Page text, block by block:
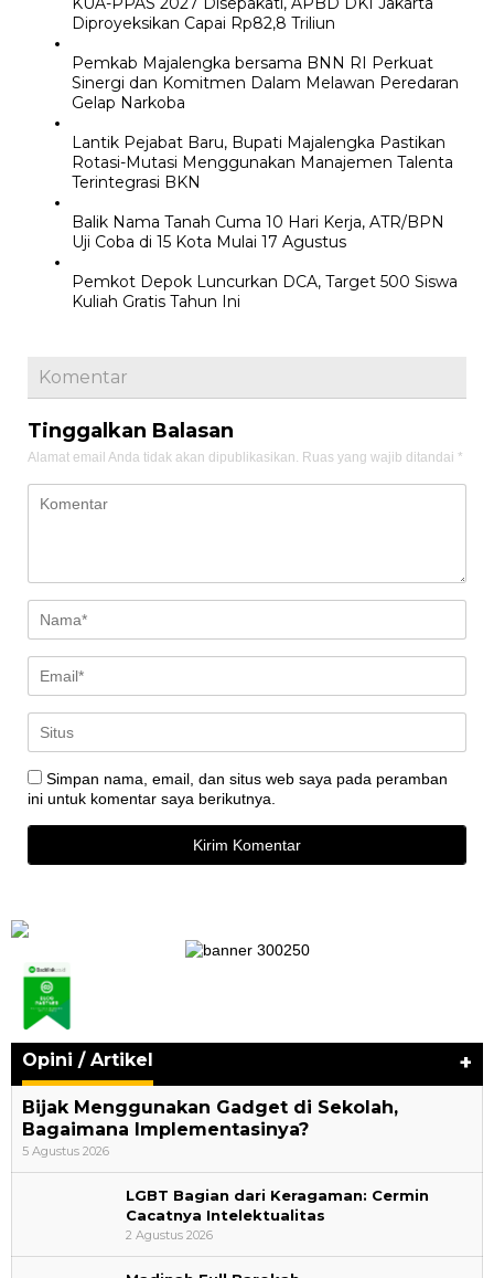
Diproyeksikan Capai Rp82,8 Triliun
Pemkab Majalengka bersama BNN RI Perkuat
Sinergi dan Komitmen Dalam Melawan Peredaran
Gelap Narkoba
Lantik Pejabat Baru, Bupati Majalengka Pastikan
Rotasi-Mutasi Menggunakan Manajemen Talenta
Terintegrasi BKN
Balik Nama Tanah Cuma 10 Hari Kerja, ATR/BPN
Uji Coba di 15 Kota Mulai 17 Agustus
Pemkot Depok Luncurkan DCA, Target 500 Siswa
Kuliah Gratis Tahun Ini
Komentar
Tinggalkan Balasan
Alamat email Anda tidak akan dipublikasikan. Ruas yang wajib ditandai *
Simpan nama, email, dan situs web saya pada peramban
ini untuk komentar saya berikutnya.
Opini / Artikel +
Bijak Menggunakan Gadget di Sekolah,
Bagaimana Implementasinya?
5 Agustus 2026
LGBT Bagian dari Keragaman: Cermin
Cacatnya Intelektualitas
2 Agustus 2026